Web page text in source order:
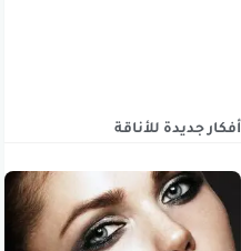
أفكار جديدة للأناقة